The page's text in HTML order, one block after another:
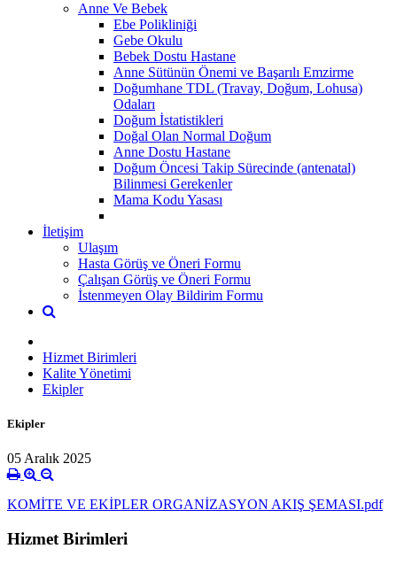
Anne Ve Bebek
Ebe Polikliniği
Gebe Okulu
Bebek Dostu Hastane
Anne Sütünün Önemi ve Başarılı Emzirme
Doğumhane TDL (Travay, Doğum, Lohusa)
Odaları
Doğum İstatistikleri
Doğal Olan Normal Doğum
Anne Dostu Hastane
Doğum Öncesi Takip Sürecinde (antenatal)
Bilinmesi Gerekenler
Mama Kodu Yasası
İletişim
Ulaşım
Hasta Görüş ve Öneri Formu
Çalışan Görüş ve Öneri Formu
İstenmeyen Olay Bildirim Formu
Hizmet Birimleri
Kalite Yönetimi
Ekipler
Ekipler
05 Aralık 2025
KOMİTE VE EKİPLER ORGANİZASYON AKIŞ ŞEMASI.pdf
Hizmet Birimleri